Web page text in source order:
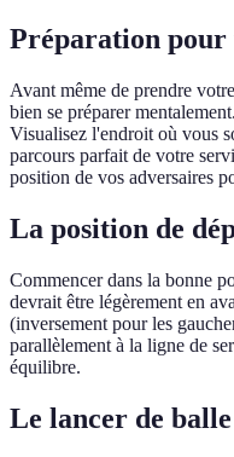
Préparation pour
Avant même de prendre
bien se préparer
Visualisez l'endroit où vous
parcours parfait de votre
position de vos adversaires
La position de
Commencer dans la bonne
devrait être légèrement en
(inversement pour les
parallèlement à la ligne de
équilibre.
Le lancer de balle